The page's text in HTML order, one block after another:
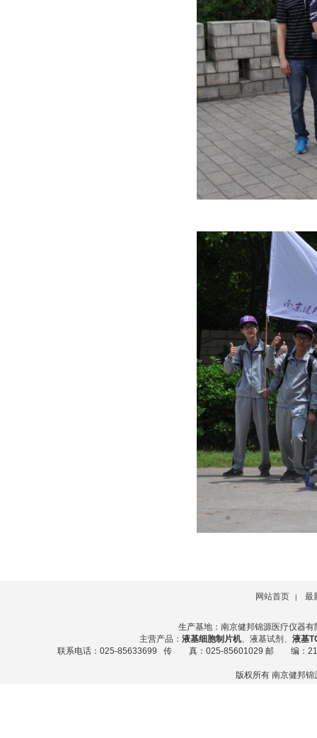
网站首页 | 最
生产基地：南京健邦锦源医疗仪器
主营产品： 液基细胞制片机、液基试剂、 液基
联系电话：025-85633699 传 真：025-85601029 邮 编：
版权所有 南京健邦